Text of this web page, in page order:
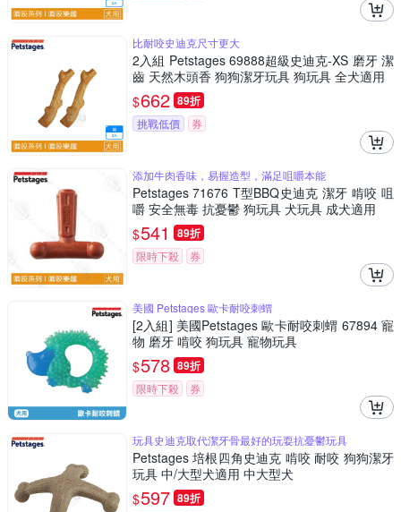
比耐咬史迪克尺寸更大
2入組 Petstages 69888超級史迪克-XS 磨牙 潔
齒 天然木頭香 狗狗潔牙玩具 狗玩具 全犬適用
$662 89折
挑戰低價 券
添加牛肉香味，易握造型，滿足咀嚼本能
Petstages 71676 T型BBQ史迪克 潔牙 啃咬 咀
嚼 安全無毒 抗憂鬱 狗玩具 犬玩具 成犬適用
$541 89折
限時下殺 券
美國 Petstages 歐卡耐咬刺蝟
[2入組] 美國Petstages 歐卡耐咬刺蝟 67894 寵
物 磨牙 啃咬 狗玩具 寵物玩具
$578 89折
限時下殺 券
玩具史迪克取代潔牙骨最好的玩耍抗憂鬱玩具
Petstages 培根四角史迪克 啃咬 耐咬 狗狗潔牙
玩具 中/大型犬適用 中大型犬
$597 89折